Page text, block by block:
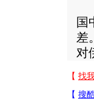
国
差
对